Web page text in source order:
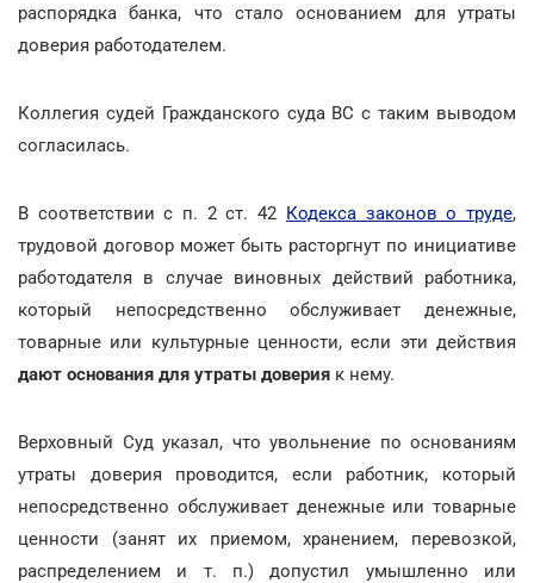
распорядка банка, что стало основанием для утраты
доверия работодателем.
Коллегия судей Гражданского суда ВС с таким выводом
согласилась.
В соответствии с п. 2 ст. 42 Кодекса законов о труде,
трудовой договор может быть расторгнут по инициативе
работодателя в случае виновных действий работника,
который непосредственно обслуживает денежные,
товарные или культурные ценности, если эти действия
дают основания для утраты доверия к нему.
Верховный Суд указал, что увольнение по основаниям
утраты доверия проводится, если работник, который
непосредственно обслуживает денежные или товарные
ценности (занят их приемом, хранением, перевозкой,
распределением и т. п.) допустил умышленно или